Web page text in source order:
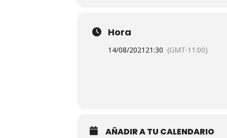
Hora
14/08/2021 21:30 (GMT-11:00)
AÑADIR A TU CALENDARIO